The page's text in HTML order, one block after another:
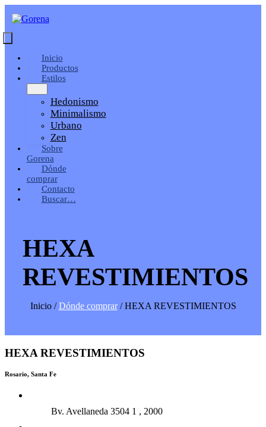
contenido
Toggle
Inicio
Productos
Estilos
Hedonismo
Minimalismo
Urbano
Zen
Sobre
Gorena
Dónde
comprar
Contacto
Buscar…
HEXA
REVESTIMIENTOS
Inicio /Dónde comprar/ HEXA REVESTIMIENTOS
HEXA REVESTIMIENTOS
Rosario, Santa Fe
Bv. Avellaneda 3504 1 , 2000